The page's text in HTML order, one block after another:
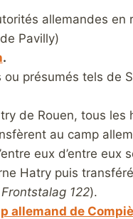
allemandes
Pavilly)
.
présumés tels de
de Rouen, tous
au camp
eux d’entre eux
Hatry puis
122).
allemand de